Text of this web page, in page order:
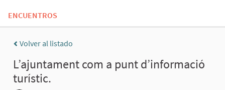
ENCUENTROS
Volver al listado
L’ajuntament com a punt d’informació
turístic.